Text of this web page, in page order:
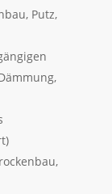
Putz,